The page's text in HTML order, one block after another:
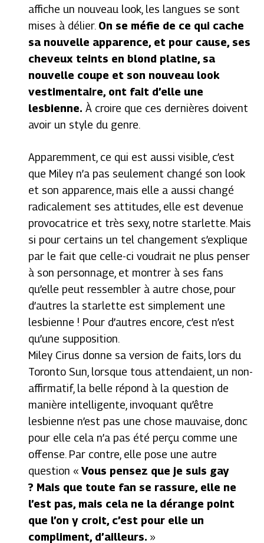
affiche un nouveau look, les langues se sont
mises à délier. On se méfie de ce qui cache
sa nouvelle apparence, et pour cause, ses
cheveux teints en blond platine, sa
nouvelle coupe et son nouveau look
vestimentaire, ont fait d’elle une
lesbienne. À croire que ces dernières doivent
avoir un style du genre.
Apparemment, ce qui est aussi visible, c’est
que Miley n’a pas seulement changé son look
et son apparence, mais elle a aussi changé
radicalement ses attitudes, elle est devenue
provocatrice et très sexy, notre starlette. Mais
si pour certains un tel changement s’explique
par le fait que celle-ci voudrait ne plus penser
à son personnage, et montrer à ses fans
qu’elle peut ressembler à autre chose, pour
d’autres la starlette est simplement une
lesbienne ! Pour d’autres encore, c’est n’est
qu’une supposition.
Miley Cirus donne sa version de faits, lors du
Toronto Sun, lorsque tous attendaient, un non-
affirmatif, la belle répond à la question de
manière intelligente, invoquant qu’être
lesbienne n’est pas une chose mauvaise, donc
pour elle cela n’a pas été perçu comme une
offense. Par contre, elle pose une autre
question « Vous pensez que je suis gay
? Mais que toute fan se rassure, elle ne
l’est pas, mais cela ne la dérange point
que l’on y croit, c’est pour elle un
compliment, d’ailleurs. »